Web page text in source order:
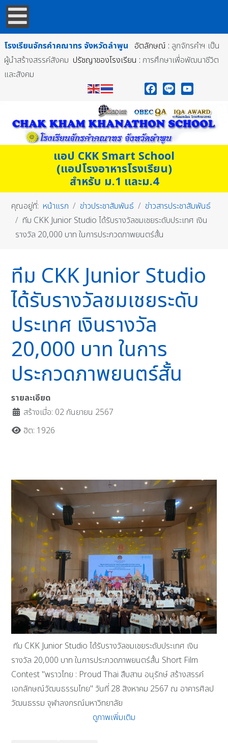
โรงเรียนจักรคำคณาทร จังหวัดลำพูน อัตลักษณ์ : ลูกจักรคำฯ เป็น
ผู้นำสร้างสรรค์สังคม ปรัชญาของโรงเรียน : การศึกษาเพื่อพัฒนาชีวิต
และสังคม
แอป CKK Smart School
(แอปโรงอาหารโรงเรียน)
สำหรับ ม.1 และม.4
คุณอยู่ที่: หน้าแรก ข่าวประชาสัมพันธ์
ข่าวสารประชาสัมพันธ์
ทีม CKK Junior Studio ได้รับรางวัลชมเชยระดับประเทศ เงิน
รางวัล 20,000 บาท ในการประกวดภาพยนตร์สั้น
ทีม CKK Junior Studio
ได้รับรางวัลชมเชยระดับ
ประเทศ เงินรางวัล
20,000 บาท ในการ
ประกวดภาพยนตร์สั้น
รายละเอียด
สร้างเมื่อ: 02 กันยายน 2567
ฮิต: 1926
ทีม CKK Junior Studio ได้รับรางวัลชมเชยระดับประเทศ เงิน
รางวัล 20,000 บาท ในการประกวดภาพยนตร์สั้น Short Film
Contest "พราวไทย : Proud Thai สืบสาน อนุรักษ์ สร้างสรรค์
เอกลักษณ์วัฒนธรรมไทย" วันที่ 28 สิงหาคม 2567 ณ อาคารศิลป
วัฒนธรรม จุฬาลงกรณ์มหาวิทยาลัย
ดูภาพเพิ่มเติม